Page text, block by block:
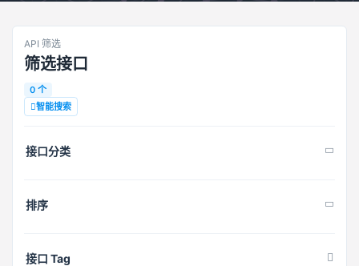
API 筛选
筛选接口
0 个
智能搜索
接口分类
排序
接口 Tag